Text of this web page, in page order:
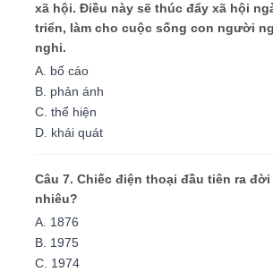
xã hội. Điều này sẽ thúc đẩy xã hội
triển, làm cho cuộc sống con người
nghi.
A. bố cáo
B. phản ánh
C. thể hiện
D. khái quát
Câu 7. Chiếc điện thoại đầu tiên ra đời
nhiêu?
A. 1876
B. 1975
C. 1974